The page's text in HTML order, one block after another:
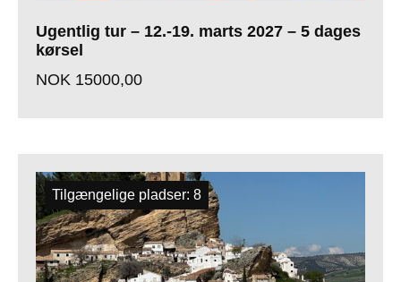
Ugentlig tur – 12.-19. marts 2027 – 5 dages
kørsel
NOK 15000,00
Tilgængelige pladser: 8